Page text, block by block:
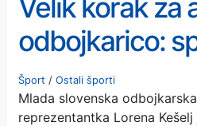
Velik korak za
odbojkarico:
mikavno
Arkansasa
Šport / Ostali športi
Mlada slovenska odbojkarska
reprezentantka Lorena